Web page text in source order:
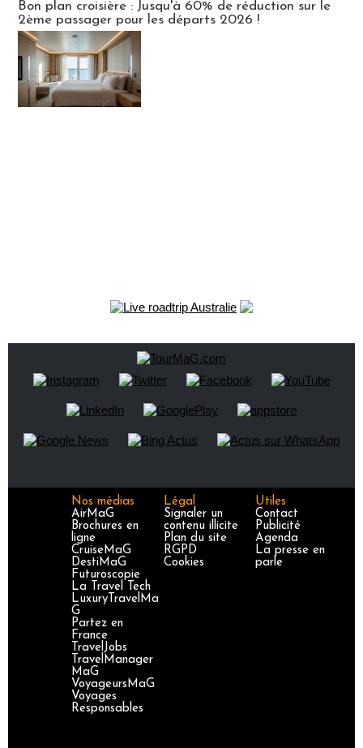
Bon plan croisière : Jusqu'à 60% de réduction sur le
2ème passager pour les départs 2026 !
Nos médias
AirMaG
Brochures en
ligne
CruiseMaG
DestiMaG
Futuroscopie
La Travel Tech
LuxuryTravelMa
G
Partez en
France
TravelJobs
TravelManager
MaG
VoyageursMaG
Voyages
Responsables
Légal
Signaler un
contenu illicite
Plan du site
RGPD
Cookies
Utiles
Contact
Publicité
Agenda
La presse en
parle